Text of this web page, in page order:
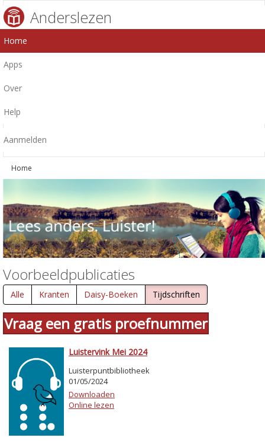
Anderslezen
Home
Apps
Over
Help
Aanmelden
Home
Voorbeeldpublicaties
Alle Kranten Daisy-Boeken Tijdschriften
Vraag een gratis proefnummer
Luistervink Mei 2024
Luisterpuntbibliotheek
01/05/2024
Downloaden
Online lezen